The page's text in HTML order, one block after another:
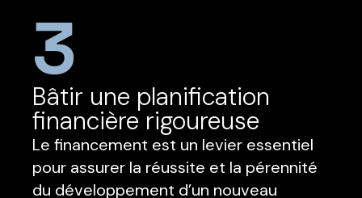
3
Bâtir une planification
financière rigoureuse
Le financement est un levier essentiel
pour assurer la réussite et la pérennité
du développement d’un nouveau